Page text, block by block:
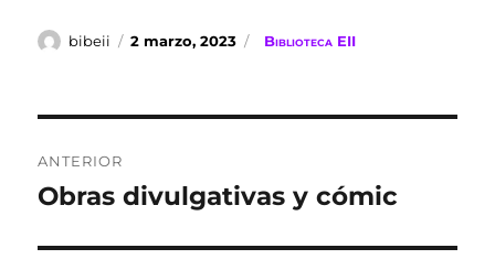
Autor
bibeii
Publicado
2 marzo, 2023 Categorías
Biblioteca EII
de
ANTERIOR
Entrada
Obras divulgativas y cómic